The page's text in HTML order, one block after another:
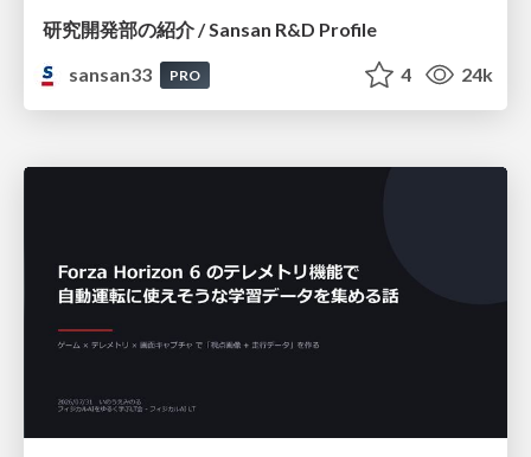
研究開発部の紹介 / Sansan R&D Profile
sansan33
PRO 4 24k